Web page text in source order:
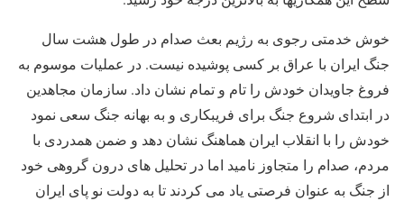
خوش خدمتی رجوی به رژیم بعث صدام در طول هشت سال
جنگ ایران با عراق بر کسی پوشیده نیست. در عملیات موسوم به
فروغ جاویدان خودش را تام و تمام نشان داد. سازمان مجاهدین
در ابتدای شروع جنگ برای فریبکاری و به بهانه جنگ سعی نمود
خودش را با انقلاب ایران هماهنگ نشان دهد و ضمن همدردی با
مردم، صدام را متجاوز نامید اما در تحلیل های درون گروهی خود
از جنگ به عنوان فرصتی یاد می کردند تا به دولت نو پای ایران